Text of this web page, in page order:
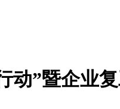
动”暨企业